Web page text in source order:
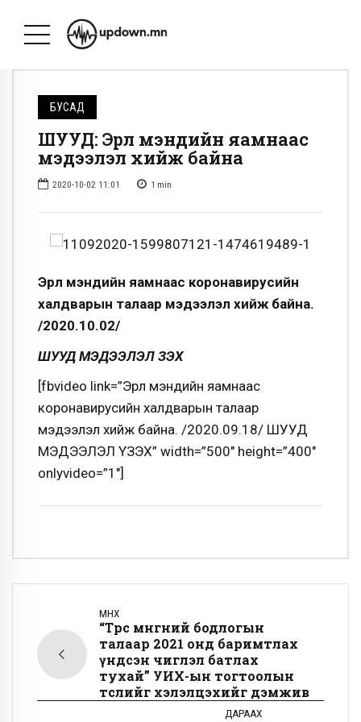
БУСАД
ШУУД: Эрүүл мэндийн яамнаас
мэдээлэл хийж байна
2020-10-02 11:01 1 min
Эрүүл мэндийн яамнаас коронавирусийн
халдварын талаар мэдээлэл хийж байна.
/2020.10.02/
ШУУД МЭДЭЭЛЭЛ ҮЗЭХ
[fbvideo link=”Эрүүл мэндийн яамнаас
коронавирусийн халдварын талаар
мэдээлэл хийж байна. /2020.09.18/ ШУУД
МЭДЭЭЛЭЛ ҮЗЭХ” width=”500″ height=”400″
onlyvideo=”1″]
ӨМНӨХ
“Төрөөс мөнгөний бодлогын
талаар 2021 онд баримтлах
үндсэн чиглэл батлах
тухай” УИХ-ын тогтоолын
төслийг хэлэлцэхийг дэмжив
ДАРААХ